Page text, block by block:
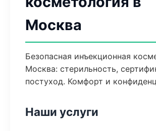
Москва
Безопасная инъекционная
Москва: стерильность,
постуход. Комфорт и
Наши услуги